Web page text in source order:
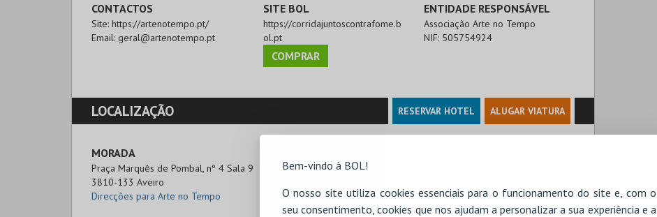
Bem-vindo à BOL!
O nosso site utiliza cookies essenciais para o funcionamento do site e, com o
seu consentimento, cookies que nos ajudam a personalizar a sua experiência e a
CONTACTOS
Site: https://artenotempo.pt/
Email: geral@artenotempo.pt
SITE BOL
https://corridajuntoscontrafome.b
ol.pt
COMPRAR
ENTIDADE RESPONSÁVEL
Associação Arte no Tempo
NIF: 505754924
LOCALIZAÇÃO RESERVAR HOTEL ALUGAR VIATURA
MORADA
Praça Marquês de Pombal, nº 4 Sala 9
3810-133 Aveiro
Direcções para Arte no Tempo